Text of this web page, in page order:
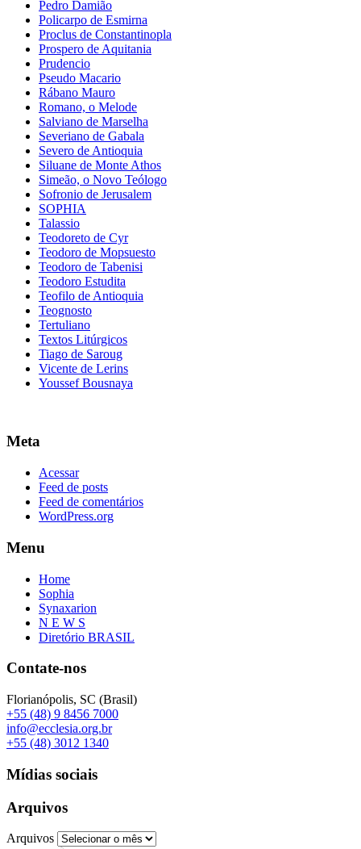
Pedro Damião
Policarpo de Esmirna
Proclus de Constantinopla
Prospero de Aquitania
Prudencio
Pseudo Macario
Rábano Mauro
Romano, o Melode
Salviano de Marselha
Severiano de Gabala
Severo de Antioquia
Siluane de Monte Athos
Simeão, o Novo Teólogo
Sofronio de Jerusalem
SOPHIA
Talassio
Teodoreto de Cyr
Teodoro de Mopsuesto
Teodoro de Tabenisi
Teodoro Estudita
Teofilo de Antioquia
Teognosto
Tertuliano
Textos Litúrgicos
Tiago de Saroug
Vicente de Lerins
Youssef Bousnaya
Meta
Acessar
Feed de posts
Feed de comentários
WordPress.org
Menu
Home
Sophia
Synaxarion
N E W S
Diretório BRASIL
Contate-nos
Florianópolis, SC (Brasil)
+55 (48) 9 8456 7000
info@ecclesia.org.br
+55 (48) 3012 1340
Mídias sociais
Arquivos
Arquivos